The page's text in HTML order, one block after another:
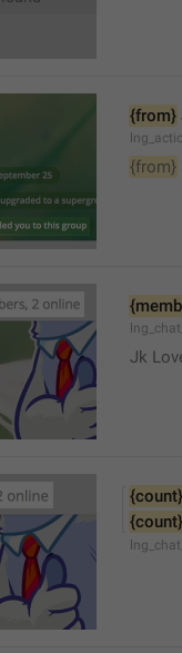
{from}
{from}
Jk
{count}
{count}